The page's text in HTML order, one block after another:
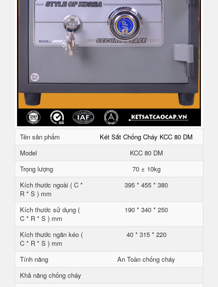
Tên sản phẩm
Két Sắt Chống Cháy KCC 80 DM
Model
KCC 80 DM
Trọng lượng
70 ± 10kg
Kích thước ngoài ( C *
R * S ) mm
395 * 455 * 380
Kích thước sử dụng (
C * R * S ) mm
190 * 340 * 250
Kích thước ngăn kéo (
C * R * S ) mm
40 * 315 * 220
Tính năng
An Toàn chống cháy
Khả năng chống cháy